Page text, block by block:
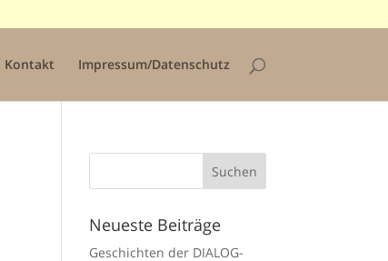
Kontakt Impressum/Datenschutz
Neueste Beiträge
Geschichten der DIALOG-